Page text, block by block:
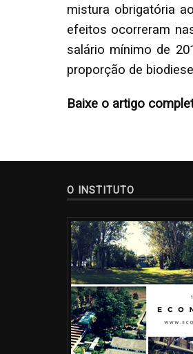
mistura obrigatória
efeitos ocorreram
salário mínimo de
proporção de
Baixe o artigo
O INSTITUTO